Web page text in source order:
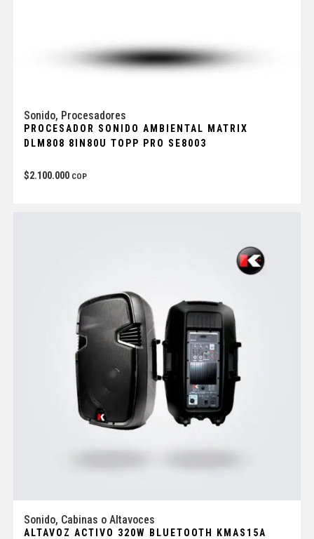
Sonido, Procesadores
PROCESADOR SONIDO AMBIENTAL MATRIX
DLM808 8IN80U TOPP PRO SE8003
$2.100.000 COP
Sonido, Cabinas o Altavoces
ALTAVOZ ACTIVO 320W BLUETOOTH KMAS15A